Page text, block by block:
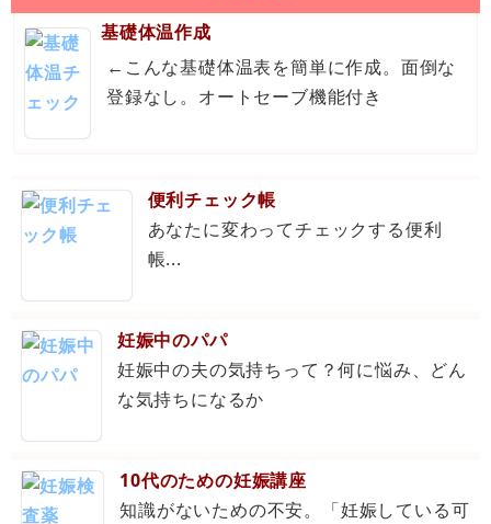
基礎体温作成
←こんな基礎体温表を簡単に作成。面倒な
登録なし。オートセーブ機能付き
便利チェック帳
あなたに変わってチェックする便利
帳...
妊娠中のパパ
妊娠中の夫の気持ちって？何に悩み、どん
な気持ちになるか
10代のための妊娠講座
知識がないための不安。「妊娠している可